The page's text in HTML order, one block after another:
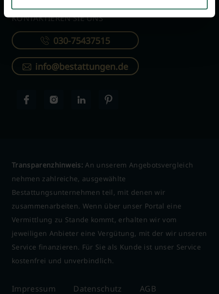
KONTAKTIEREN SIE UNS
030-75437515
info@bestattungen.de
Transparenzhinweis: An unserem Angebotsvergleich
nehmen zahlreiche, ausgewählte
Bestattungsunternehmen teil, mit denen wir
zusammenarbeiten. Wenn über unser Portal eine
Vermittlung zu Stande kommt, erhalten wir vom
jeweiligen Anbieter eine Vergütung, mit der wir unseren
Service finanzieren. Für Sie als Kunde ist unser Service
kostenfrei und unverbindlich.
Impressum Datenschutz AGB